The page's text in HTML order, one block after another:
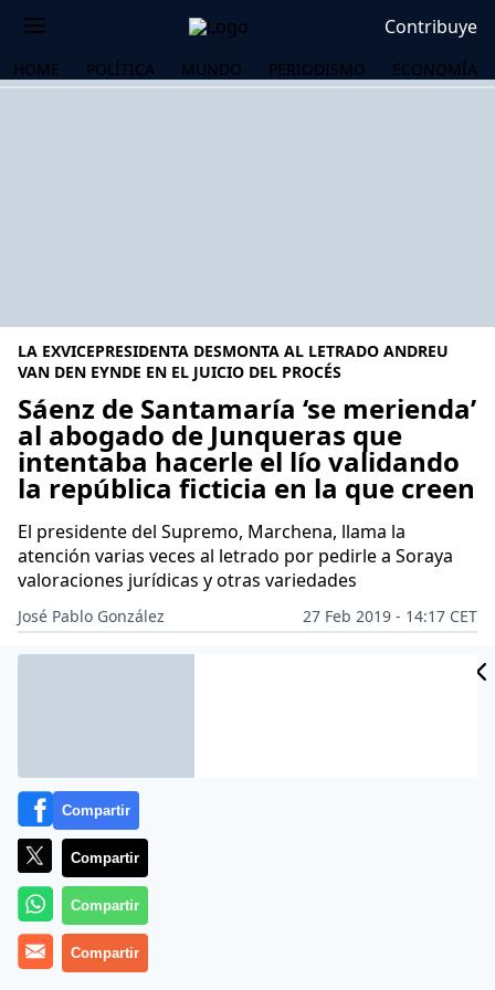
Contribuye
HOME POLÍTICA MUNDO PERIODISMO ECONOMÍA
LA EXVICEPRESIDENTA DESMONTA AL LETRADO ANDREU
VAN DEN EYNDE EN EL JUICIO DEL PROCÉS
Sáenz de Santamaría ‘se merienda’
al abogado de Junqueras que
intentaba hacerle el lío validando
la república ficticia en la que creen
El presidente del Supremo, Marchena, llama la
atención varias veces al letrado por pedirle a Soraya
valoraciones jurídicas y otras variedades
José Pablo González
27 Feb 2019 - 14:17 CET
Archivado en: JUSTICIA MANUEL MARCHENA
Compartir
Compartir
Compartir
Compartir